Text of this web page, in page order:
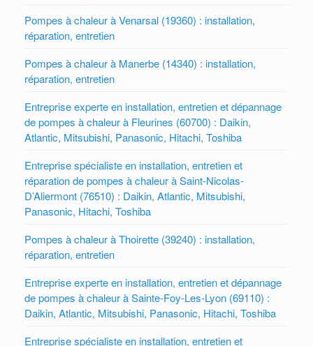
Pompes à chaleur à Venarsal (19360) : installation,
réparation, entretien
Pompes à chaleur à Manerbe (14340) : installation,
réparation, entretien
Entreprise experte en installation, entretien et dépannage
de pompes à chaleur à Fleurines (60700) : Daikin,
Atlantic, Mitsubishi, Panasonic, Hitachi, Toshiba
Entreprise spécialiste en installation, entretien et
réparation de pompes à chaleur à Saint-Nicolas-
D’Aliermont (76510) : Daikin, Atlantic, Mitsubishi,
Panasonic, Hitachi, Toshiba
Pompes à chaleur à Thoirette (39240) : installation,
réparation, entretien
Entreprise experte en installation, entretien et dépannage
de pompes à chaleur à Sainte-Foy-Les-Lyon (69110) :
Daikin, Atlantic, Mitsubishi, Panasonic, Hitachi, Toshiba
Entreprise spécialiste en installation, entretien et